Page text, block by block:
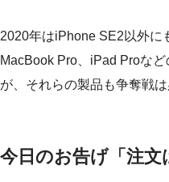
2020年はiPhone SE2以外に
MacBook Pro、iPad Proな
が、それらの製品も争奪戦は
今日のお告げ「注文